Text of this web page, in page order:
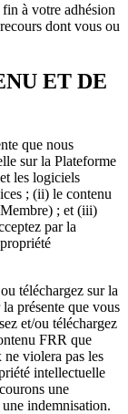
à votre adhésion
dont vous ou
ET DE
que nous
sur la Plateforme
les logiciels
; (ii) le contenu
; et (iii)
par la
téléchargez sur la
présente que vous
et/ou téléchargez
FRR que
violera pas les
intellectuelle
une
indemnisation.